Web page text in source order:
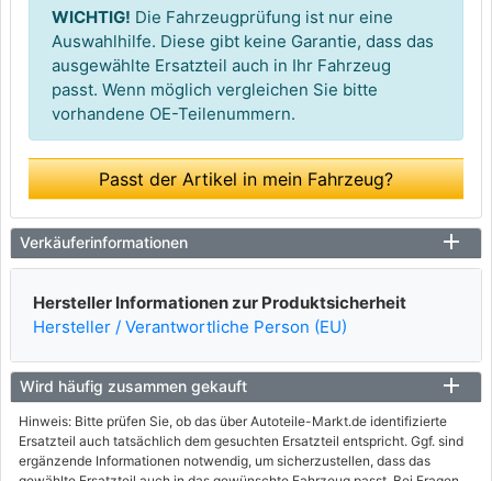
WICHTIG! Die Fahrzeugprüfung ist nur eine
Auswahlhilfe. Diese gibt keine Garantie, dass das
ausgewählte Ersatzteil auch in Ihr Fahrzeug
passt. Wenn möglich vergleichen Sie bitte
vorhandene OE-Teilenummern.
Passt der Artikel in mein Fahrzeug?
Verkäuferinformationen
Hersteller Informationen zur Produktsicherheit
Hersteller / Verantwortliche Person (EU)
Wird häufig zusammen gekauft
Hinweis: Bitte prüfen Sie, ob das über Autoteile-Markt.de identifizierte
Ersatzteil auch tatsächlich dem gesuchten Ersatzteil entspricht. Ggf. sind
ergänzende Informationen notwendig, um sicherzustellen, dass das